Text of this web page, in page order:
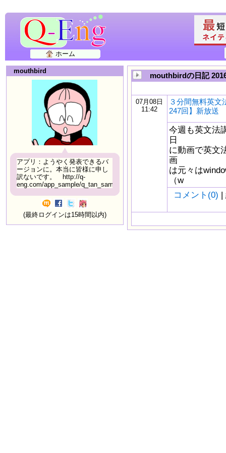
ホーム
mouthbird
アプリ：ようやく発表できるバ
ージョンに。本当に皆様に申し
訳ないです。 http://q-
eng.com/app_sample/q_tan_sample06.html
(最終ログインは15時間以内)
mouthbirdの日記
07月08日
11:42
３分間無料英文
247回】新放送
今週も英文法
日
に動画で英文
画
は元々は
（w
コメント(0) |